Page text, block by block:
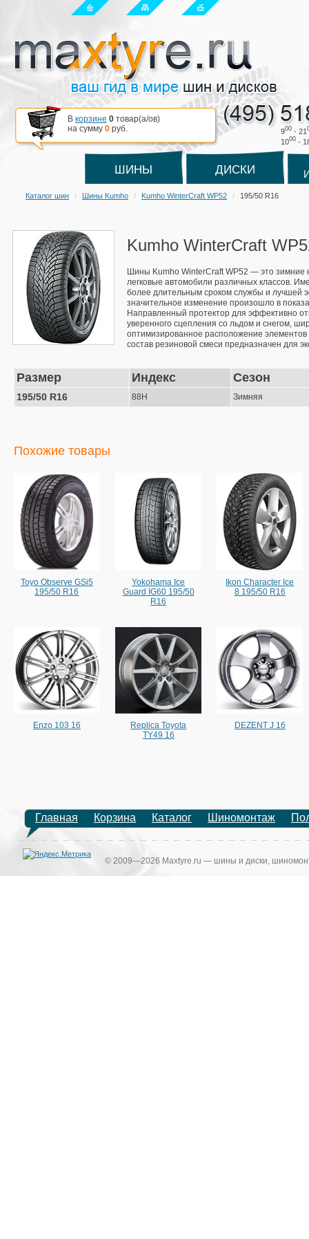
900 - 21
1000 -
В корзине 0 товар(a/ов)
на сумму 0 руб.
ШИНЫ ДИСКИ
Каталог шин Шины Kumho Kumho WinterCraft WP52 195/50 R16
Kumho WinterCraft
Шины Kumho WinterCraft WP52 — это зимние
легковые автомобили различных классов.
более длительным сроком службы и лучшей
значительное изменение произошло в
Направленный протектор для эффективно
уверенного сцепления со льдом и снегом,
оптимизированное расположение элементов
состав резиновой смеси предназначен для
Размер Индекс Сезон
195/50 R16 88H Зимняя
Похожие товары
Toyo Observe GSi5
195/50 R16
Yokohama Ice
Guard IG60 195/50
R16
Ikon Character Ice
8 195/50 R16
Enzo 103 16
Replica Toyota
TY49 16
DEZENT J 16
Главная Корзина Каталог Шиномонтаж
© 2009—2026 Maxtyre.ru — шины и диски,